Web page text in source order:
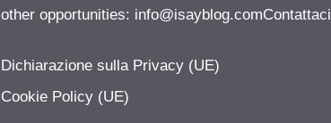
other opportunities: info@isayblog.comContattaci
Dichiarazione sulla Privacy (UE)
Cookie Policy (UE)